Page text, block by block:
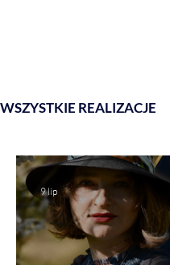
WSZYSTKIE REALIZACJE
Warsztaty
9 lip